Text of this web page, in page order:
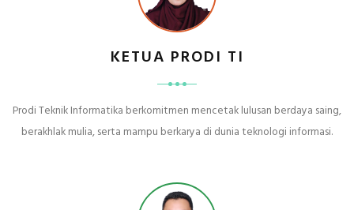
KETUA PRODI TI
Prodi Teknik Informatika berkomitmen mencetak lulusan berdaya saing,
berakhlak mulia, serta mampu berkarya di dunia teknologi informasi.